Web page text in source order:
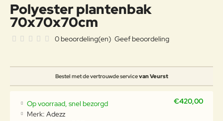
Polyester plantenbak
70x70x70cm
Bestel met de vertrouwde servicevan Veurst
0 beoordeling(en) Geef beoordeling
€420,00
Op voorraad, snel bezorgd
Merk: Adezz